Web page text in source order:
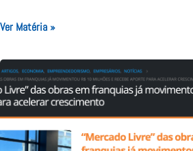
Ver Matéria »